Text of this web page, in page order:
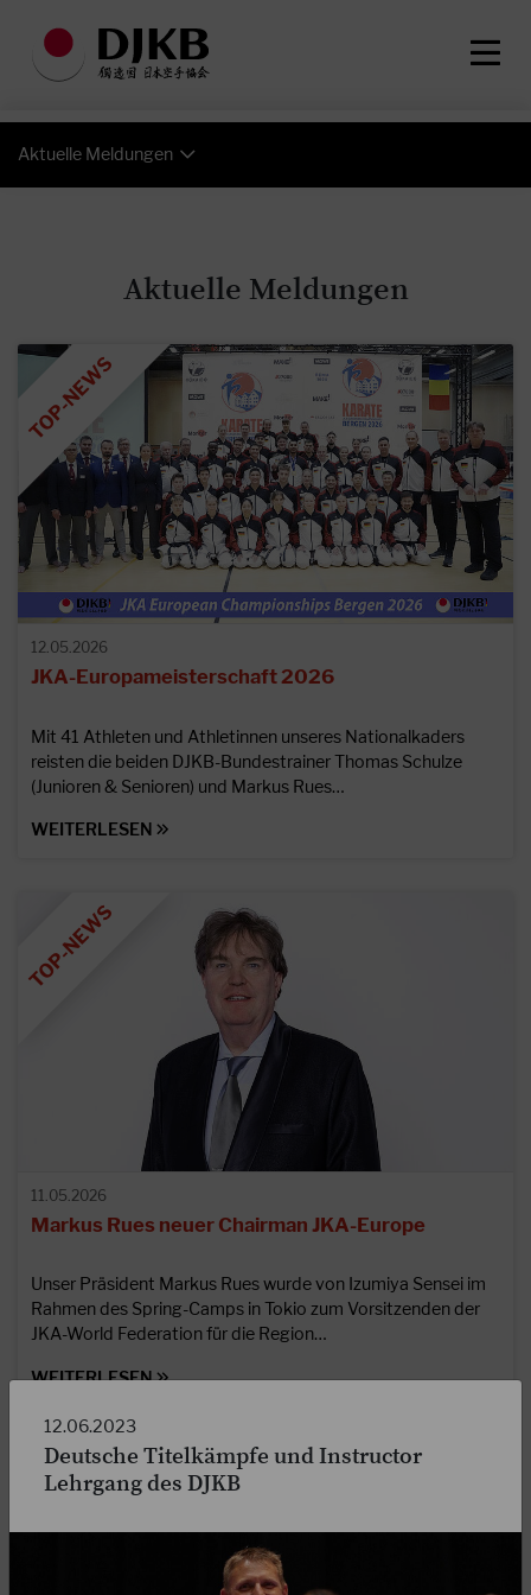
Aktuelle Meldungen
Aktuelle Meldungen
12.05.2026
JKA-Europameisterschaft 2026
Mit 41 Athleten und Athletinnen unseres Nationalkaders
reisten die beiden DJKB-Bundestrainer Thomas Schulze
(Junioren & Senioren) und Markus Rues…
WEITERLESEN
11.05.2026
Markus Rues neuer Chairman JKA-Europe
Unser Präsident Markus Rues wurde von Izumiya Sensei im
Rahmen des Spring-Camps in Tokio zum Vorsitzenden der
JKA-World Federation für die Region…
WEITERLESEN
12.06.2023
Deutsche Titelkämpfe und Instructor
Lehrgang des DJKB